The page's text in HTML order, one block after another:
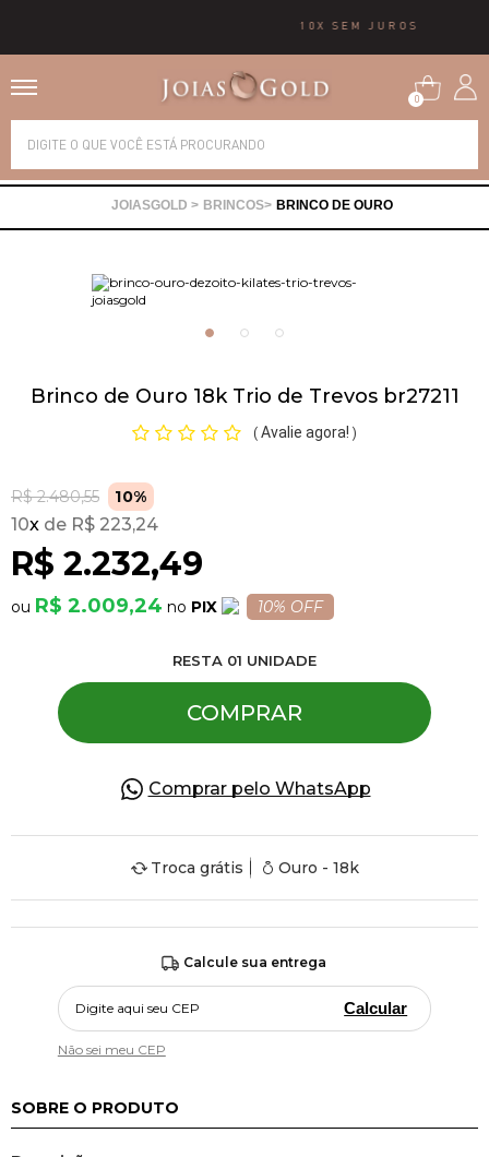
10X SEM JUROS
0
BRINCOS BRINCO DE OURO
Brinco de Ouro 18k Trio de Trevos br27211
( Avalie agora! )
R$ 2.480,55 10%
R$ 2.232,49
10x R$ 223,24
R$ 2.009,24 PIX 10% OFF
RESTA 01 UNIDADE
COMPRAR
Comprar pelo WhatsApp
Troca grátis Ouro - 18k
Calcule sua entrega
Calcular
Não sei meu CEP
SOBRE O PRODUTO
Alianças
Brincos
Pingentes
Pulseiras
Piercing
Pedras Preciosas